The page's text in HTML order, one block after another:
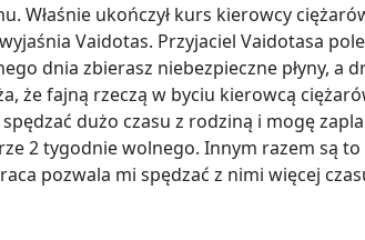
Właśnie ukończył kurs kierowcy
Vaidotas. Przyjaciel Vaidotasa
dnia zbierasz niebezpieczne płyny, a
że fajną rzeczą w byciu kierowcą
dużo czasu z rodziną i mogę
2 tygodnie wolnego. Innym razem są
pozwala mi spędzać z nimi więcej